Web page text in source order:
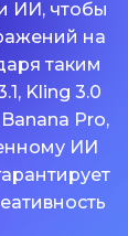
ИИ, чтобы
на
таким
Kling 3.0
Pro,
ИИ